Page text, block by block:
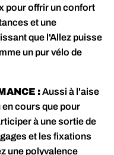
pour offrir un confort
et une
que l'Allez puisse
un pur vélo de
:Aussi à l'aise
cours que pour
à une sortie de
et les fixations
une polyvalence